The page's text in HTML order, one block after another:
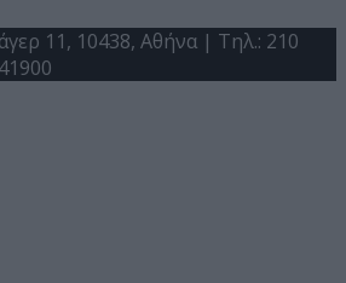
11, 10438, Αθήνα | Τηλ.: 210